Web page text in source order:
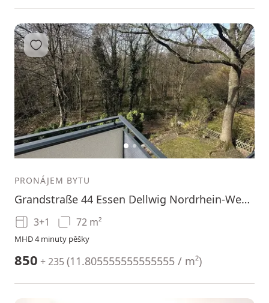
12 3
Přidat do oblíbených
PRONÁJEM BYTU
Grandstraße 44 Essen Dellwig Nordrhein-Westfalen 45357
3+1 72 m²
MHD 4 minuty pěšky
850 + 235(11.805555555555555 / m²)